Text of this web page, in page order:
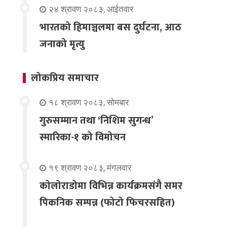
२४ श्रावण २०८३, आईतवार
भारतको हिमाञ्चलमा बस दुर्घटना, आठ
जनाको मृत्यु
लोकप्रिय समाचार
१८ श्रावण २०८३, सोमबार
गुरुसम्मान तथा ‘निशिम सुगन्ध’
स्मारिका-१ को विमोचन
१९ श्रावण २०८३, मंगलवार
कोलोराडोमा विभिन्न कार्यक्रमसंगै समर
पिकनिक सम्पन्न (फोटो फिचरसहित)